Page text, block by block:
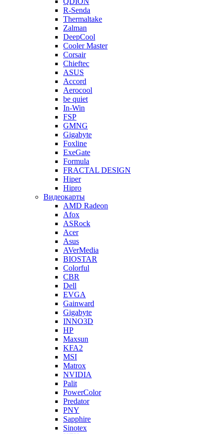
R-Senda
Thermaltake
Zalman
DeepCool
Cooler Master
Corsair
Chieftec
ASUS
Accord
Aerocool
be quiet
In-Win
FSP
GMNG
Gigabyte
Foxline
ExeGate
Formula
FRACTAL DESIGN
Hiper
Hipro
Видеокарты
AMD Radeon
Afox
ASRock
Acer
Asus
AVerMedia
BIOSTAR
Colorful
CBR
Dell
EVGA
Gainward
Gigabyte
INNO3D
HP
Maxsun
KFA2
MSI
Matrox
NVIDIA
Palit
PowerColor
Predator
PNY
Sapphire
Sinotex